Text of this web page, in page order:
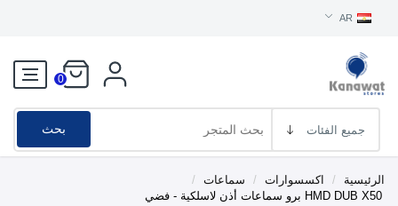
AR
0
بحث
الرئيسية / اكسسوارات / سماعات
/
HMD DUB X50 برو سماعات أذن لاسلكية - فضي